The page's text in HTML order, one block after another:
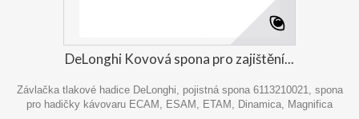
DeLonghi Kovová spona pro zajištění...
Závlačka tlakové hadice DeLonghi, pojistná spona 6113210021, spona
pro hadičky kávovaru ECAM, ESAM, ETAM, Dinamica, Magnifica